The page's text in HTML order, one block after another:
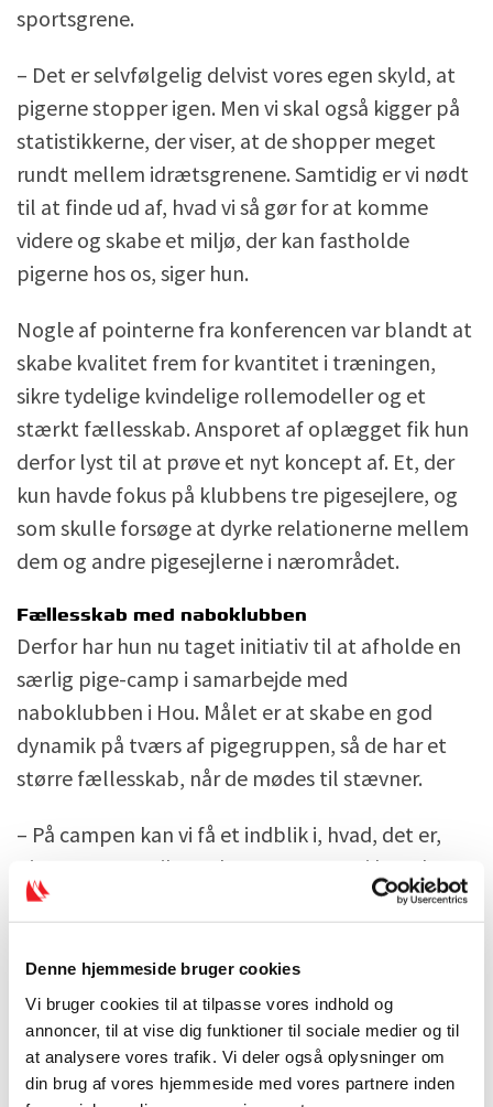
Denne hjemmeside bruger cookies
Vi bruger cookies til at tilpasse vores indhold og
annoncer, til at vise dig funktioner til sociale medier og til
at analysere vores trafik. Vi deler også oplysninger om
din brug af vores hjemmeside med vores partnere inden
sportsgrene.
– Det er selvfølgelig delvist vores egen skyld, at
pigerne stopper igen. Men vi skal også kigger på
statistikkerne, der viser, at de shopper meget
rundt mellem idrætsgrenene. Samtidig er vi nødt
til at finde ud af, hvad vi så gør for at komme
videre og skabe et miljø, der kan fastholde
pigerne hos os, siger hun.
Nogle af pointerne fra konferencen var blandt at
skabe kvalitet frem for kvantitet i træningen,
sikre tydelige kvindelige rollemodeller og et
stærkt fællesskab. Ansporet af oplægget fik hun
derfor lyst til at prøve et nyt koncept af. Et, der
kun havde fokus på klubbens tre pigesejlere, og
som skulle forsøge at dyrke relationerne mellem
dem og andre pigesejlerne i nærområdet.
Fællesskab med naboklubben
Derfor har hun nu taget initiativ til at afholde en
særlig pige-camp i samarbejde med
naboklubben i Hou. Målet er at skabe en god
dynamik på tværs af pigegruppen, så de har et
større fællesskab, når de mødes til stævner.
– På campen kan vi få et indblik i, hvad, det er,
pigerne gerne vil. Det kan være svært i hverdagen
ude på banen, hvor der er tryk på. Samtidig kan vi
hinanden, når vi næste gang skal til stævne,
forklarer hun.
Campen bliver afholdt medio juni, hvor 18 piger
deltager. 15 fra Hou og tre fra Grenå, og